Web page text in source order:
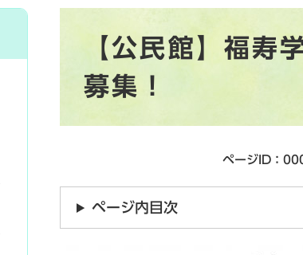
【公民館】福寿
募集！
ページID：
ページ内目次